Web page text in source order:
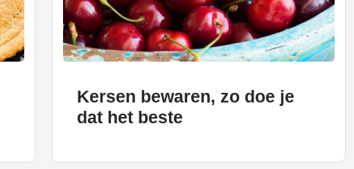
Kersen bewaren, zo doe je
dat het beste